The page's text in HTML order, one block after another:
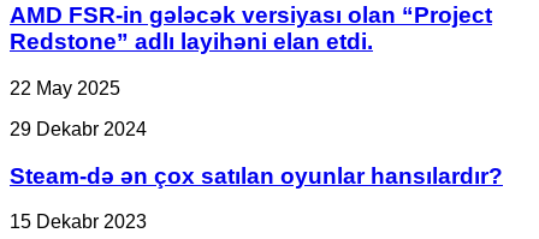
AMD FSR-in gələcək versiyası olan “Project
Redstone” adlı layihəni elan etdi.
22 May 2025
Steam-
ən
çox
satılan
29 Dekabr 2024
Steam-də ən çox satılan oyunlar hansılardır?
Bütün
15 Dekabr 2023